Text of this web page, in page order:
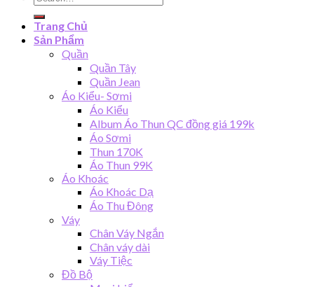
for:
Trang Chủ
Sản Phẩm
Quần
Quần Tây
Quần Jean
Áo Kiểu- Sơmi
Áo Kiểu
Album Áo Thun QC đồng giá 199k
Áo Sơmi
Thun 170K
Áo Thun 99K
Áo Khoác
Áo Khoác Dạ
Áo Thu Đông
Váy
Chân Váy Ngắn
Chân váy dài
Váy Tiệc
Đồ Bộ